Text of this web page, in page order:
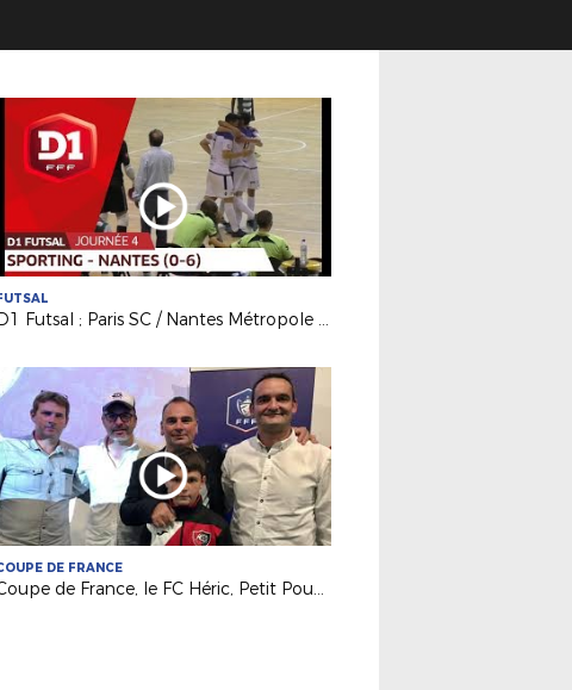
D1 Futsal ; Paris SC / Nantes Métropole Futsal (0-6)
DE FRANCE
Coupe de France, le FC Héric, Petit Poucet du 5e tour !